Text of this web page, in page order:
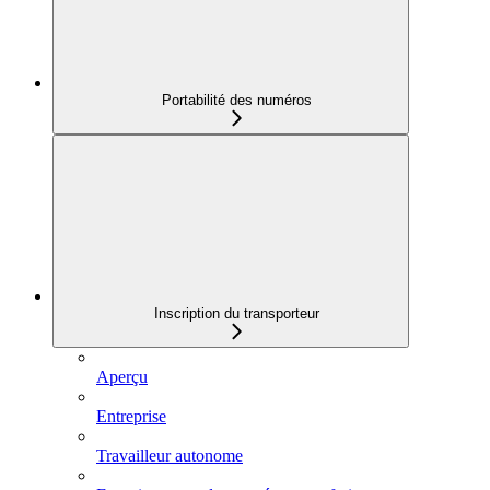
Portabilité des numéros
Inscription du transporteur
Aperçu
Entreprise
Travailleur autonome